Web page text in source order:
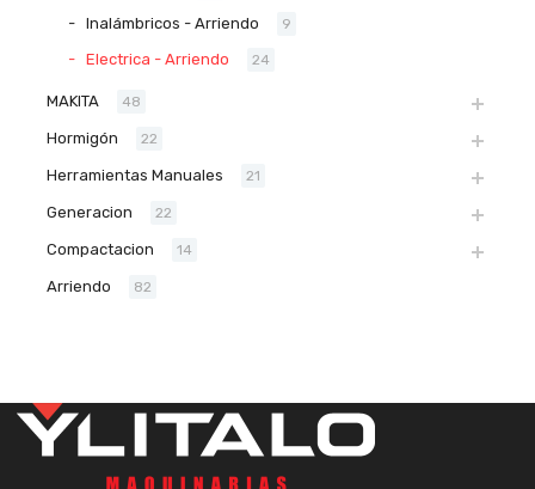
Inalámbricos - Arriendo 9
Electrica - Arriendo 24
MAKITA 48
Hormigón 22
Herramientas Manuales 21
Generacion 22
Compactacion 14
Arriendo 82